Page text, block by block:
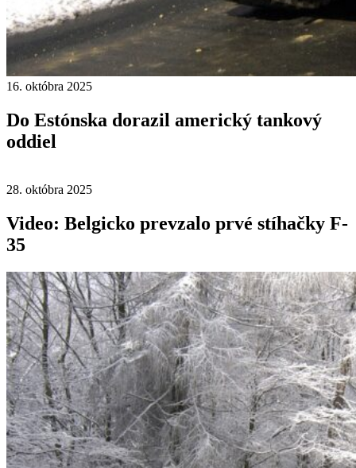
16. októbra 2025
Do Estónska dorazil americký tankový
oddiel
28. októbra 2025
Video: Belgicko prevzalo prvé stíhačky F-
35